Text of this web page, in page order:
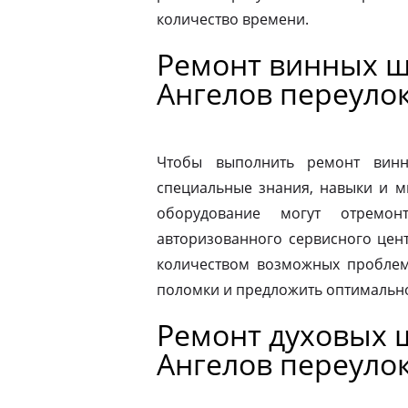
количество времени.
Ремонт винных
Ангелов
Чтобы выполнить ремонт
специальные знания, навыки и
оборудование могут
авторизованного сервисного
количеством возможных
поломки и предложить
Ремонт духовых
Ангелов